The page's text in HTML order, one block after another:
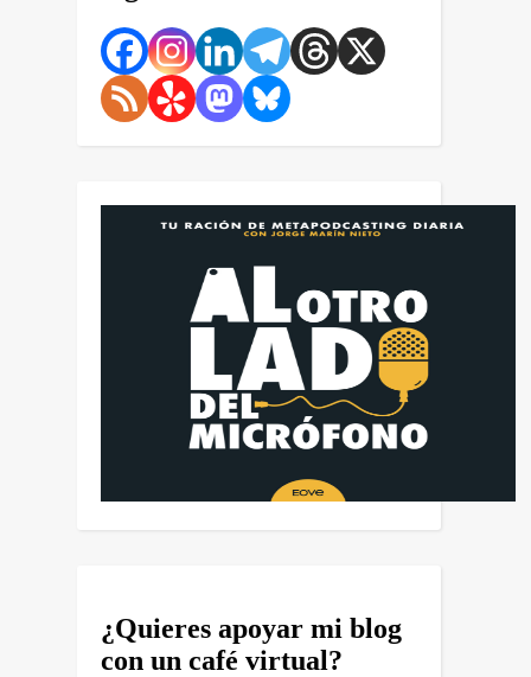
¿Quieres apoyar mi blog
con un café virtual?